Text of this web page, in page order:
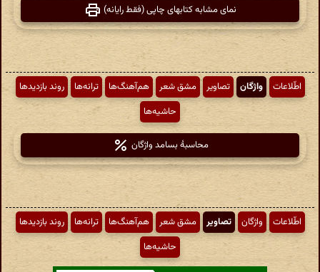
نمای مشابه کتابهای چاپی (فقط رایانه)
اطّلاعات واژگان تصاویر مشق شعر هم‌آهنگ‌ها ترانه‌ها
روند بازدیدها
حاشیه‌ها
محاسبهٔ بسامد واژگان
اطّلاعات واژگان تصاویر مشق شعر هم‌آهنگ‌ها ترانه‌ها
روند بازدیدها
حاشیه‌ها